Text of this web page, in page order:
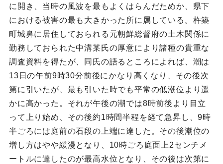
に開き、当時の風波を最もよくはらんだためか、県下
における被害の最も大きかった所に属している。杵築
町城鼻に居住しておられる元朝鮮総督府の土木関係に
勤務しておられた中溝某氏の厚意により諸種の貴重な
調査資料を得たが、同氏の語るところによれば、潮は
13日の午前9時30分前後にかなり高くなり、その後次
第に引いたが、最も引いた時でも平常の低潮位より遥
かに高かった。それが午後の潮では8時前後より目立
って上り始め、その後約1時間半程を経て急昇し、9時
半ごろには庭前の石段の上端に達した。その後潮位の
増し方はやや緩漫となり、10時ごろ庭面上2センチメ
ートルに達したのが最高水位となり、その後は次第に